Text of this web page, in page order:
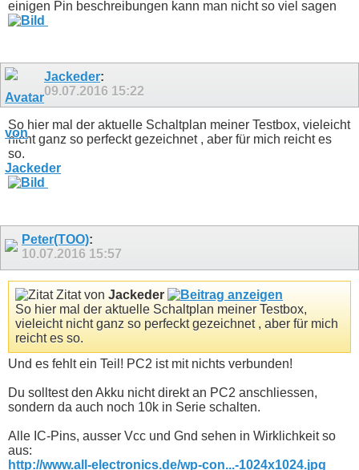
einigen Pin beschreibungen kann man nicht so viel sagen
Jackeder:
09.07.2016 15:22
So hier mal der aktuelle Schaltplan meiner Testbox, vieleicht
nicht ganz so perfeckt gezeichnet , aber für mich reicht es
so.
Peter(TOO):
10.07.2016 15:57
Zitat von Jackeder
So hier mal der aktuelle Schaltplan meiner Testbox,
vieleicht nicht ganz so perfeckt gezeichnet , aber für mich
reicht es so.
Und es fehlt ein Teil! PC2 ist mit nichts verbunden!
Du solltest den Akku nicht direkt an PC2 anschliessen,
sondern da auch noch 10k in Serie schalten.
Alle IC-Pins, ausser Vcc und Gnd sehen in Wirklichkeit so
aus:
http://www.all-electronics.de/wp-con...-1024x1024.jpg